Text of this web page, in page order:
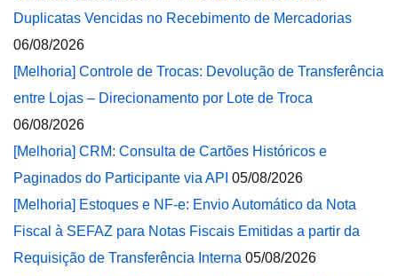
Duplicatas Vencidas no Recebimento de Mercadorias
06/08/2026
[Melhoria] Controle de Trocas: Devolução de Transferência
entre Lojas – Direcionamento por Lote de Troca
06/08/2026
[Melhoria] CRM: Consulta de Cartões Históricos e
Paginados do Participante via API 05/08/2026
[Melhoria] Estoques e NF-e: Envio Automático da Nota
Fiscal à SEFAZ para Notas Fiscais Emitidas a partir da
Requisição de Transferência Interna 05/08/2026